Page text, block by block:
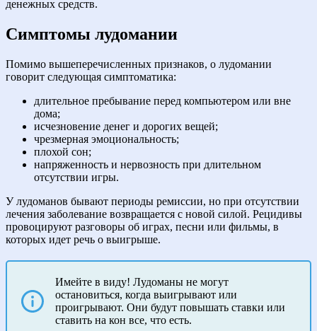
денежных средств.
Симптомы лудомании
Помимо вышеперечисленных признаков, о лудомании
говорит следующая симптоматика:
длительное пребывание перед компьютером или вне
дома;
исчезновение денег и дорогих вещей;
чрезмерная эмоциональность;
плохой сон;
напряженность и нервозность при длительном
отсутствии игры.
У лудоманов бывают периоды ремиссии, но при отсутствии
лечения заболевание возвращается с новой силой. Рецидивы
провоцируют разговоры об играх, песни или фильмы, в
которых идет речь о выигрыше.
Имейте в виду! Лудоманы не могут
остановиться, когда выигрывают или
проигрывают. Они будут повышать ставки или
ставить на кон все, что есть.